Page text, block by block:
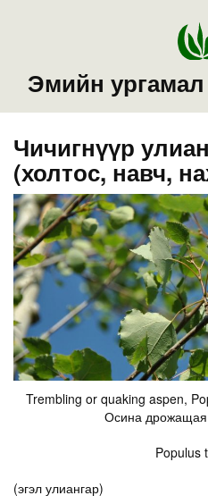
Эмийн
Чичигнүүр
(холтос, навч,
Trembling or quaking aspen,
Осина
Populus
(эгэл улиангар)